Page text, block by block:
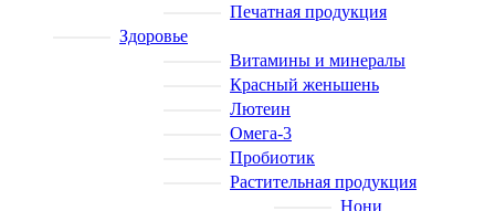
Печатная продукция
Здоровье
Витамины и минералы
Красный женьшень
Лютеин
Омега-3
Пробиотик
Растительная продукция
Нони